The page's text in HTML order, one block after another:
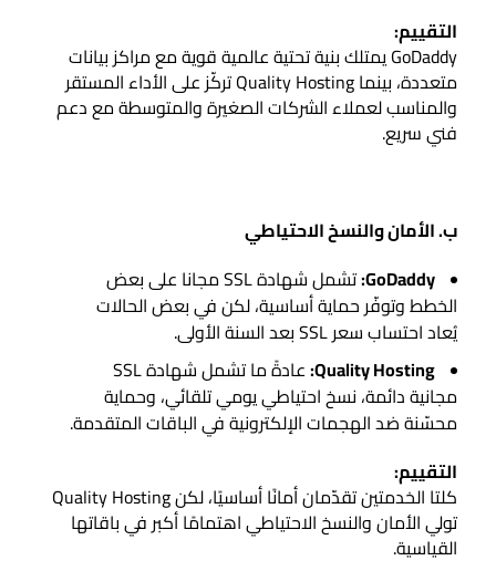
التقييم:
GoDaddy يمتلك بنية تحتية عالمية قوية مع مراكز بيانات
متعددة، بينما Quality Hosting تركّز على الأداء المستقر
والمناسب لعملاء الشركات الصغيرة والمتوسطة مع دعم
فني سريع.
ب. الأمان والنسخ الاحتياطي
GoDaddy:
تشمل شهادة SSL مجانا على بعض
الخطط وتوفّر حماية أساسية، لكن في بعض الحالات
يُعاد احتساب سعر SSL بعد السنة الأولى.
Quality Hosting:
عادةً ما تشمل شهادة SSL
مجانية دائمة، نسخ احتياطي يومي تلقائي، وحماية
محسّنة ضد الهجمات الإلكترونية في الباقات المتقدمة.
التقييم:
كلتا الخدمتين تقدّمان أمانًا أساسيًا، لكن Quality Hosting
تولي الأمان والنسخ الاحتياطي اهتمامًا أكبر في باقاتها
القياسية.